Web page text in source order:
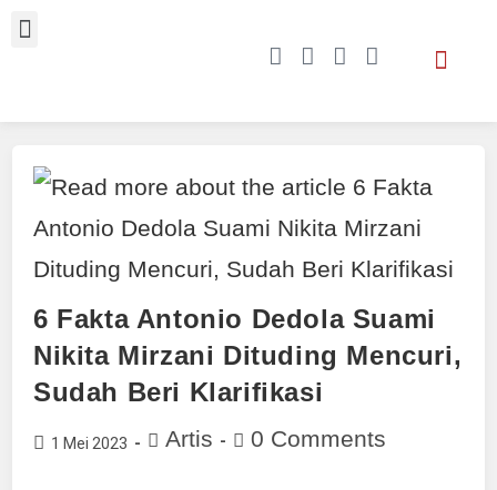
6 Fakta Antonio Dedola Suami
Nikita Mirzani Dituding Mencuri,
Sudah Beri Klarifikasi
1 Mei 2023 Artis 0 Comments